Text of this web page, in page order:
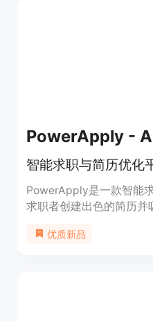
智能求职与简历优化
PowerApply是一款智能
求职者创建出色的简历并
您实现梦想工作的就业目
优质新品